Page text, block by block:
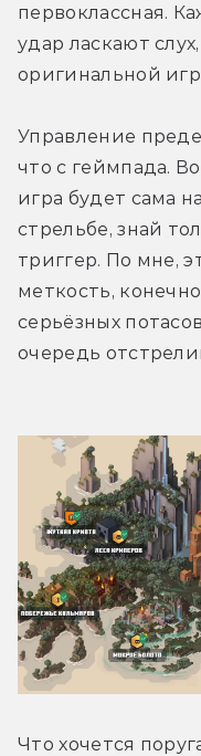
первоклассная.
удар ласкают
оригинальной
Управление
что с геймпада.
игра будет сама
стрельбе, знай
триггер. По мне,
меткость,
серьёзных
очередь
Что хочется